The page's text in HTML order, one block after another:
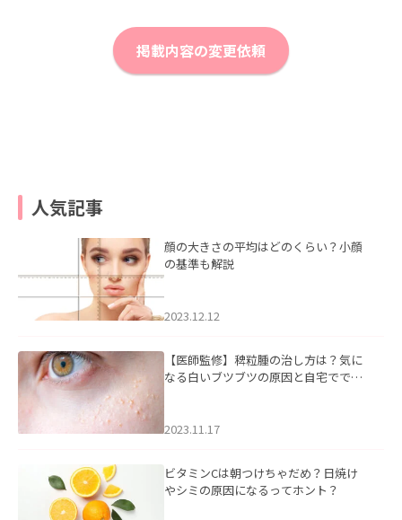
掲載内容の変更依頼
人気記事
顔の大きさの平均はどのくらい？小顔
の基準も解説
2023.12.12
【医師監修】稗粒腫の治し方は？気に
なる白いブツブツの原因と自宅ででき
2023.11.17
ビタミンCは朝つけちゃだめ？日焼け
やシミの原因になるってホント？